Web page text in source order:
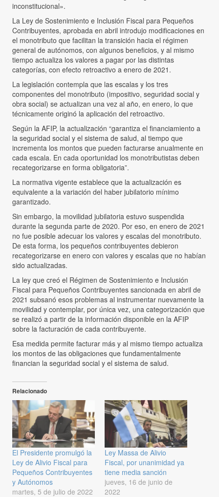
inconstitucional».
La Ley de Sostenimiento e Inclusión Fiscal para Pequeños
Contribuyentes, aprobada en abril introdujo modificaciones en
el monotributo que facilitan la transición hacia el régimen
general de autónomos, con algunos beneficios, y al mismo
tiempo actualiza los valores a pagar por las distintas
categorías, con efecto retroactivo a enero de 2021.
La legislación contempla que las escalas y los tres
componentes del monotributo (impositivo, seguridad social y
obra social) se actualizan una vez al año, en enero, lo que
técnicamente originó la aplicación del retroactivo.
Según la AFIP, la actualización “garantiza el financiamiento a
la seguridad social y el sistema de salud, al tiempo que
incrementa los montos que pueden facturarse anualmente en
cada escala. En cada oportunidad los monotributistas deben
recategorizarse en forma obligatoria”.
La normativa vigente establece que la actualización es
equivalente a la variación del haber jubilatorio mínimo
garantizado.
Sin embargo, la movilidad jubilatoria estuvo suspendida
durante la segunda parte de 2020. Por eso, en enero de 2021
no fue posible adecuar los valores y escalas del monotributo.
De esta forma, los pequeños contribuyentes debieron
recategorizarse en enero con valores y escalas que no habían
sido actualizadas.
La ley que creó el Régimen de Sostenimiento e Inclusión
Fiscal para Pequeños Contribuyentes sancionada en abril de
2021 subsanó esos problemas al instrumentar nuevamente la
movilidad y contemplar, por única vez, una categorización que
se realizó a partir de la información disponible en la AFIP
sobre la facturación de cada contribuyente.
Esa medida permite facturar más y al mismo tiempo actualiza
los montos de las obligaciones que fundamentalmente
financian la seguridad social y el sistema de salud.
Relacionado
El Presidente promulgó la
Ley de Alivio Fiscal para
Pequeños Contribuyentes
y Autónomos
martes, 5 de julio de 2022
Ley Massa de Alivio
Fiscal, por unanimidad ya
tiene media sanción
jueves, 16 de junio de
2022